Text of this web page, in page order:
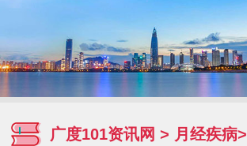
广度101资讯网 > 月经疾病>